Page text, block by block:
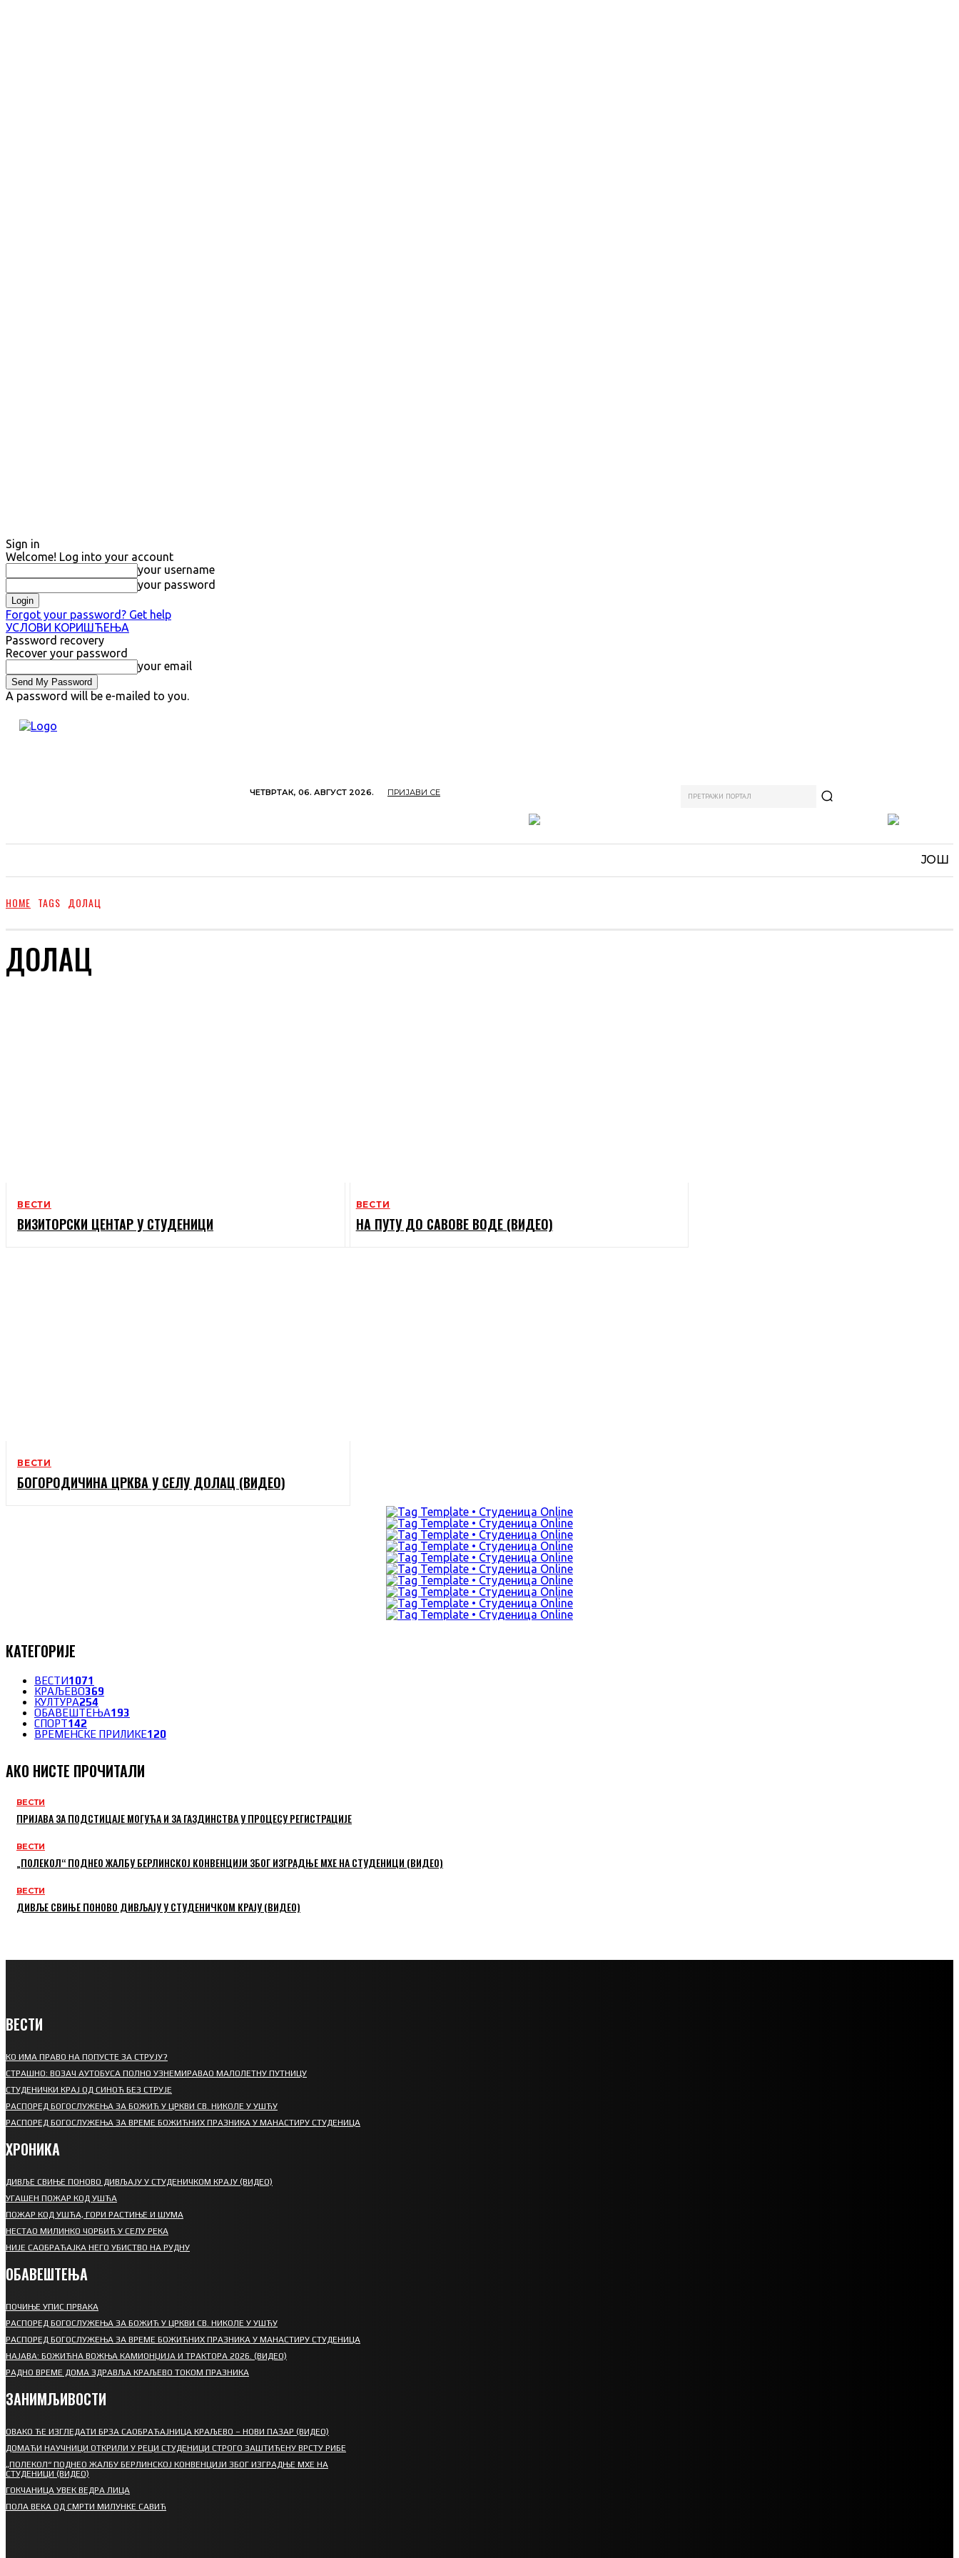
Sign in
Welcome! Log into your account
your username
your password
Forgot your password? Get help
УСЛОВИ КОРИШЋЕЊА
Password recovery
Recover your password
your email
A password will be e-mailed to you.
ЧЕТВРТАК, 06. АВГУСТ 2026. ПРИЈАВИ СЕ ПРЕТРАЖИ ПОРТАЛ
ЈОШ
HOME TAGS ДОЛАЦ
ДОЛАЦ
ВЕСТИ
ВИЗИТОРСКИ ЦЕНТАР У СТУДЕНИЦИ
ВЕСТИ
НА ПУТУ ДО САВОВЕ ВОДЕ (ВИДЕО)
ВЕСТИ
БОГОРОДИЧИНА ЦРКВА У СЕЛУ ДОЛАЦ (ВИДЕО)
КАТЕГОРИЈЕ
ВЕСТИ1071
КРАЉЕВО369
КУЛТУРА254
ОБАВЕШТЕЊА193
СПОРТ142
ВРЕМЕНСКЕ ПРИЛИКЕ120
АКО НИСТЕ ПРОЧИТАЛИ
ВЕСТИ
ПРИЈАВА ЗА ПОДСТИЦАЈЕ МОГУЋА И ЗА ГАЗДИНСТВА У ПРОЦЕСУ РЕГИСТРАЦИЈЕ
ВЕСТИ
„ПОЛЕКОЛ“ ПОДНЕО ЖАЛБУ БЕРЛИНСКОЈ КОНВЕНЦИЈИ ЗБОГ ИЗГРАДЊЕ МХЕ НА СТУДЕНИЦИ (ВИДЕО)
ВЕСТИ
ДИВЉЕ СВИЊЕ ПОНОВО ДИВЉАЈУ У СТУДЕНИЧКОМ КРАЈУ (ВИДЕО)
ВЕСТИ
КО ИМА ПРАВО НА ПОПУСТЕ ЗА СТРУЈУ?
СТРАШНО: ВОЗАЧ АУТОБУСА ПОЛНО УЗНЕМИРАВАО МАЛОЛЕТНУ ПУТНИЦУ
СТУДЕНИЧКИ КРАЈ ОД СИНОЋ БЕЗ СТРУЈЕ
РАСПОРЕД БОГОСЛУЖЕЊА ЗА БОЖИЋ У ЦРКВИ СВ. НИКОЛЕ У УШЋУ
РАСПОРЕД БОГОСЛУЖЕЊА ЗА ВРЕМЕ БОЖИЋНИХ ПРАЗНИКА У МАНАСТИРУ СТУДЕНИЦА
ХРОНИКА
ДИВЉЕ СВИЊЕ ПОНОВО ДИВЉАЈУ У СТУДЕНИЧКОМ КРАЈУ (ВИДЕО)
УГАШЕН ПОЖАР КОД УШЋА
ПОЖАР КОД УШЋА, ГОРИ РАСТИЊЕ И ШУМА
НЕСТАО МИЛИНКО ЧОРБИЋ У СЕЛУ РЕКА
НИЈЕ САОБРАЋАЈКА НЕГО УБИСТВО НА РУДНУ
ОБАВЕШТЕЊА
ПОЧИЊЕ УПИС ПРВАКА
РАСПОРЕД БОГОСЛУЖЕЊА ЗА БОЖИЋ У ЦРКВИ СВ. НИКОЛЕ У УШЋУ
РАСПОРЕД БОГОСЛУЖЕЊА ЗА ВРЕМЕ БОЖИЋНИХ ПРАЗНИКА У МАНАСТИРУ СТУДЕНИЦА
НАЈАВА: БОЖИЋНА ВОЖЊА КАМИОНЏИЈА И ТРАКТОРА 2026. (ВИДЕО)
РАДНО ВРЕМЕ ДОМА ЗДРАВЉА КРАЉЕВО ТОКОМ ПРАЗНИКА
ЗАНИМЉИВОСТИ
ОВАКО ЋЕ ИЗГЛЕДАТИ БРЗА САОБРАЋАЈНИЦА КРАЉЕВО – НОВИ ПАЗАР (ВИДЕО)
ДОМАЋИ НАУЧНИЦИ ОТКРИЛИ У РЕЦИ СТУДЕНИЦИ СТРОГО ЗАШТИЋЕНУ ВРСТУ РИБЕ
„ПОЛЕКОЛ“ ПОДНЕО ЖАЛБУ БЕРЛИНСКОЈ КОНВЕНЦИЈИ ЗБОГ ИЗГРАДЊЕ МХЕ НА
СТУДЕНИЦИ (ВИДЕО)
ГОКЧАНИЦА УВЕК ВЕДРА ЛИЦА
ПОЛА ВЕКА ОД СМРТИ МИЛУНКЕ САВИЋ